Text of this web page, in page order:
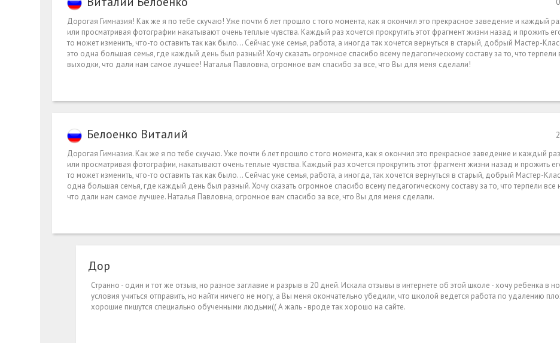
Дорогая Гимназия! Как же я по тебе скучаю! Уже почти 6 лет прошло с того момента, как я окончил это прекрасное заведение и каждый
или просматривая фотографии накатывают очень теплые чувства. Каждый раз хочется прокрутить этот фрагмент жизни назад и прожить
то может изменить, что-то оставить так как было… Сейчас уже семья, работа, а иногда так хочется вернуться в старый, добрый Мастер-
это одна большая семья, где каждый день был разный! Хочу сказать огромное спасибо всему педагогическому составу за то, что терпели
выходки, что дали нам самое лучшее! Наталья Павловна, огромное вам спасибо за все, что Вы для меня сделали!
Белоенко Виталий
Дорогая Гимназия. Как же я по тебе скучаю. Уже почти 6 лет прошло с того момента, как я окончил это прекрасное заведение и каждый
или просматривая фотографии, накатывают очень теплые чувства. Каждый раз хочется прокрутить этот фрагмент жизни назад и прожить
то может изменить, что-то оставить так как было… Сейчас уже семья, работа, а иногда, так хочется вернуться в старый, добрый Мастер-
одна большая семья, где каждый день был разный. Хочу сказать огромное спасибо всему педагогическому составу за то, что терпели
что дали нам самое лучшее. Наталья Павловна, огромное вам спасибо за все, что Вы для меня сделали.
Дор
Странно - один и тот же отзыв, но разное заглавие и разрыв в 20 дней. Искала отзывы в интернете об этой школе - хочу ребенка в
условия учиться отправить, но найти ничего не могу, а Вы меня окончательно убедили, что школой ведется работа по удалению
хорошие пишутся специально обученными людьми(( А жаль - вроде так хорошо на сайте.